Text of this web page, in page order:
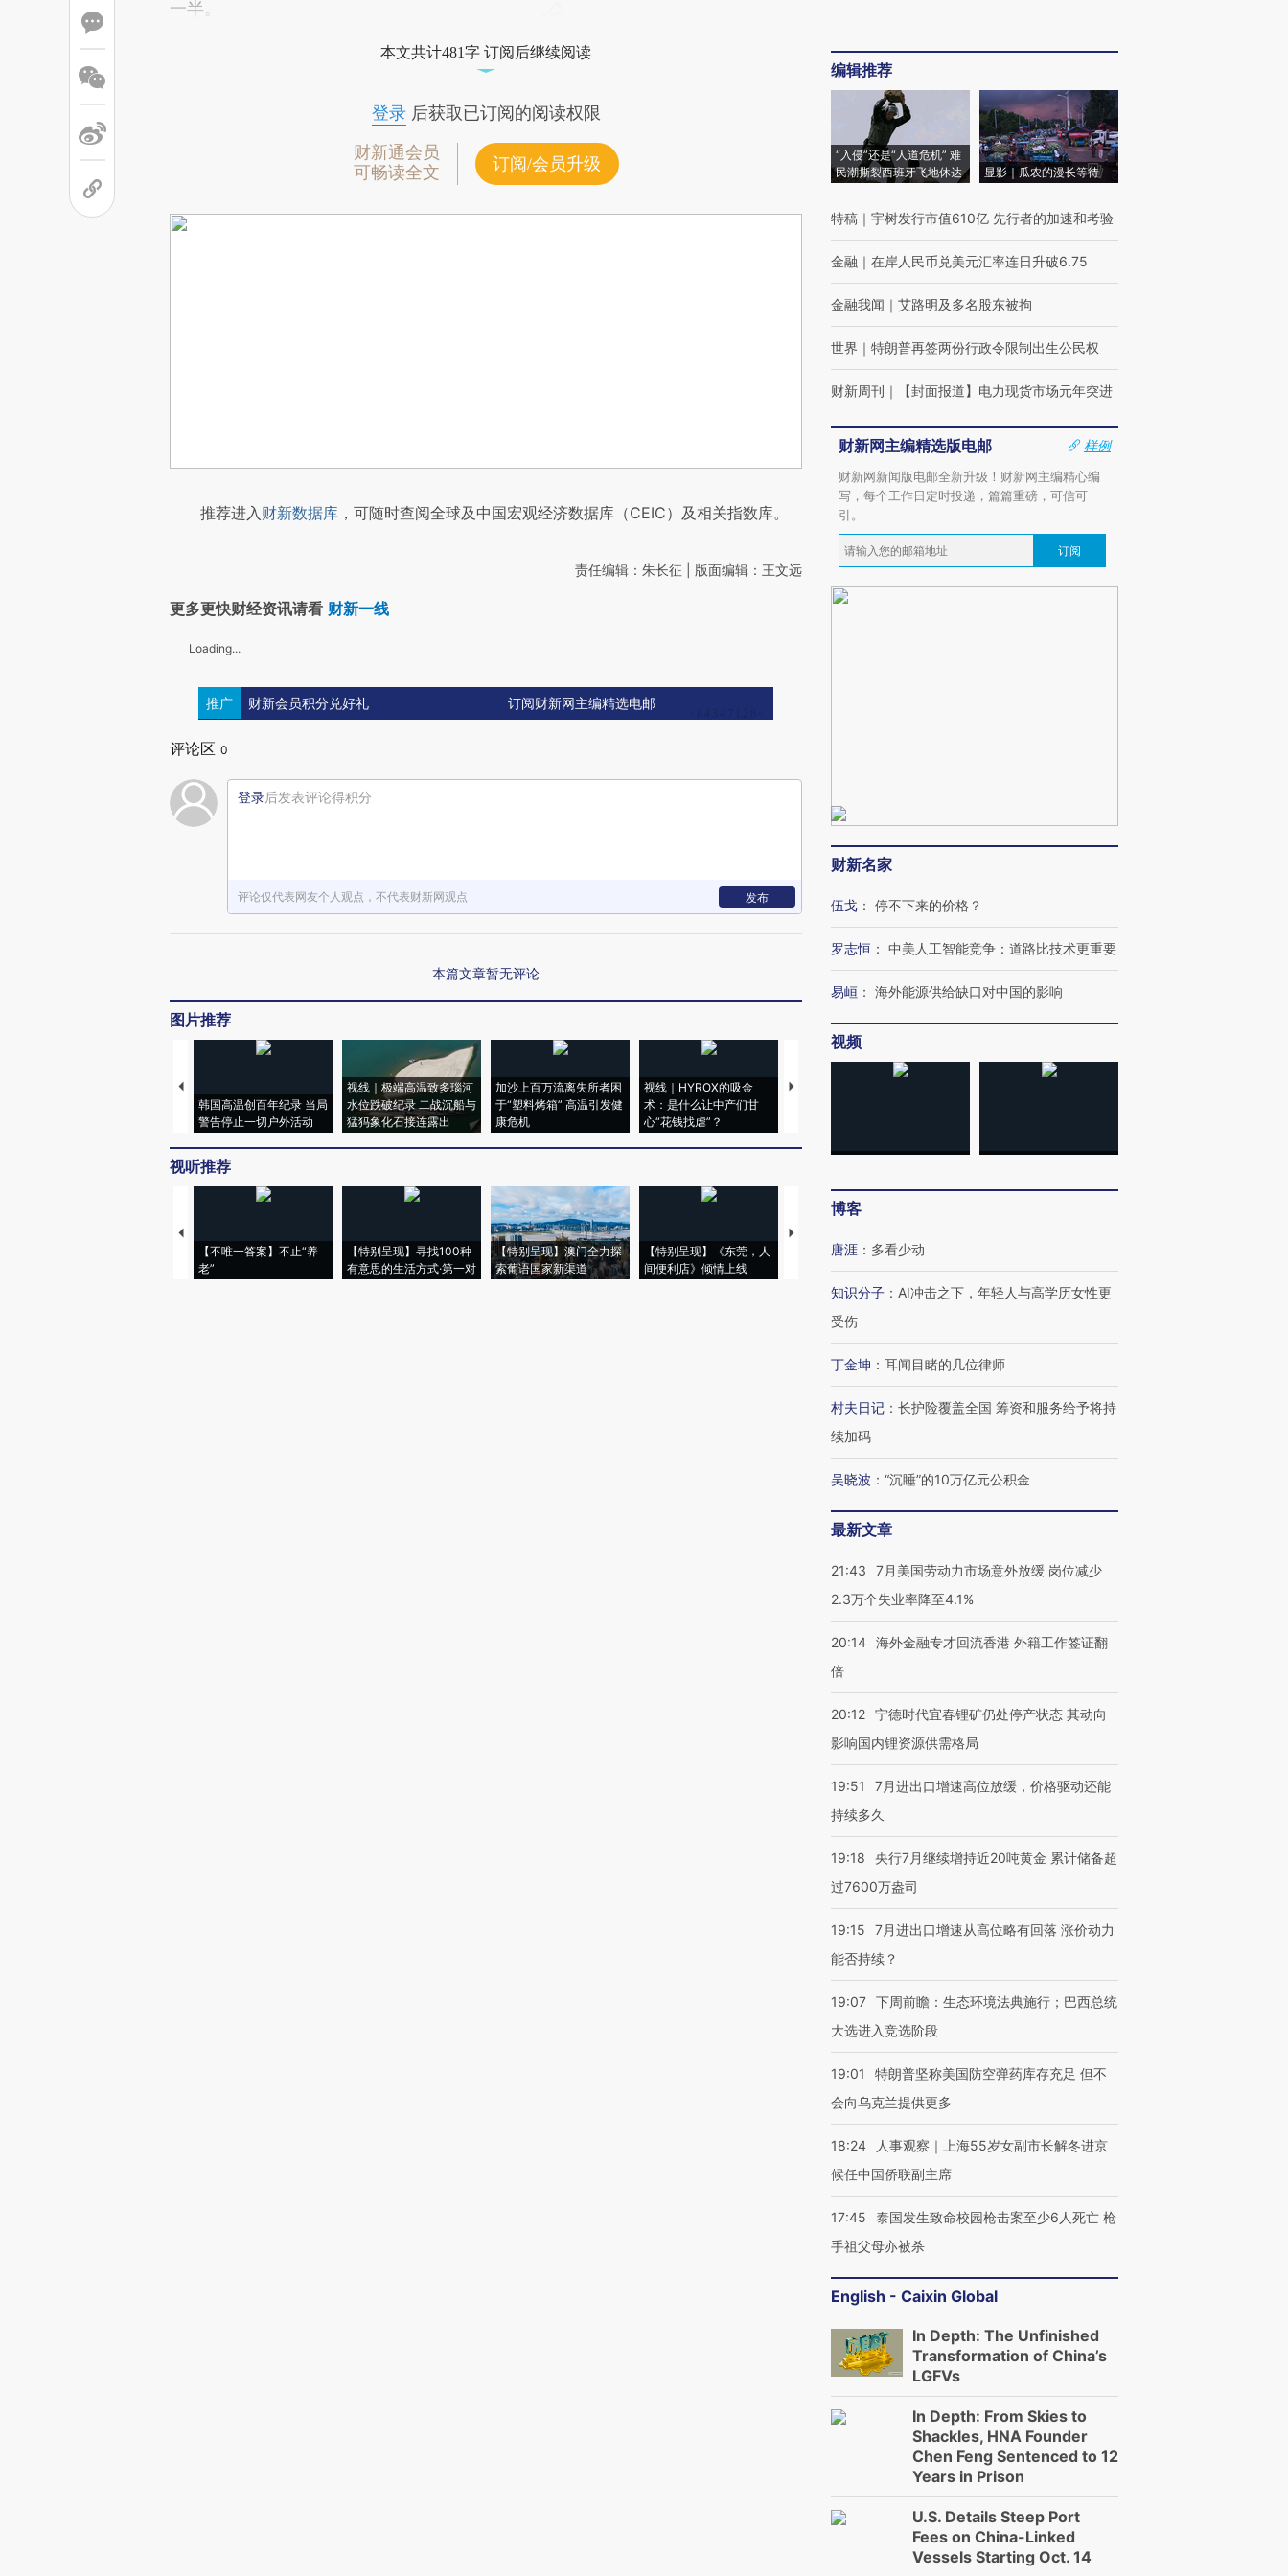
一半。
本文共计481字 订阅后继续阅读
登录后获取已订阅的阅读权限
财新通会员
可畅读全文
订阅/会员升级
推荐进入财新数据库 ，可随时查阅全球及中国宏观经济数据库（CEIC）及相关指数库。
责任编辑：朱长征 | 版面编辑：王文远
更多更快财经资讯请看 财新一线
Loading...
推广 财新会员积分兑好礼 订阅财新网主编精选电邮
评论区 0
登录后发表评论得积分
评论仅代表网友个人观点，不代表财新网观点 发布
本篇文章暂无评论
图片推荐
韩国高温创百年纪录 当局
警告停止一切户外活动
视线｜极端高温致多瑙河
水位跌破纪录 二战沉船与
猛犸象化石接连露出
加沙上百万流离失所者困
于“塑料烤箱” 高温引发健
康危机
视线｜HYROX的吸金
术：是什么让中产们甘
心“花钱找虐”？
马航飞行员跨国走私7万
视听推荐
【不唯一答案】不止“养
老”
【特别呈现】寻找100种
有意思的生活方式·第一对
【特别呈现】澳门全力探
索葡语国家新渠道
【特别呈现】《东莞，人
间便利店》倾情上线
【推广】走进第四届链博
会，让数智科技“链”接产
有意思的生活方式·第三对
住三大增长引擎是什么？
编辑推荐
“入侵”还是“人道危机” 难
民潮撕裂西班牙飞地休达
显影｜瓜农的漫长等待
特稿 ｜ 宇树发行市值610亿 先行者的加速和考验
金融 ｜ 在岸人民币兑美元汇率连日升破6.75
金融我闻 ｜ 艾路明及多名股东被拘
世界 ｜ 特朗普再签两份行政令限制出生公民权
财新周刊 ｜ 【封面报道】电力现货市场元年突进
财新网主编精选版电邮
样例
财新网新闻版电邮全新升级！财新网主编精心编
写，每个工作日定时投递，篇篇重磅，可信可
引。
订阅
财新名家
伍戈 ： 停不下来的价格？
罗志恒 ： 中美人工智能竞争：道路比技术更重要
易峘 ： 海外能源供给缺口对中国的影响
视频
博客
唐涯 ： 多看少动
知识分子 ： AI冲击之下，年轻人与高学历女性更
受伤
丁金坤 ： 耳闻目睹的几位律师
村夫日记 ： 长护险覆盖全国 筹资和服务给予将持
续加码
吴晓波 ： “沉睡”的10万亿元公积金
最新文章
21:43
7月美国劳动力市场意外放缓 岗位减少
2.3万个失业率降至4.1%
20:14 海外金融专才回流香港 外籍工作签证翻
倍
20:12 宁德时代宜春锂矿仍处停产状态 其动向
影响国内锂资源供需格局
19:51
7月进出口增速高位放缓，价格驱动还能
持续多久
19:18
央行7月继续增持近20吨黄金 累计储备超
过7600万盎司
19:15
7月进出口增速从高位略有回落 涨价动力
能否持续？
19:07 下周前瞻：生态环境法典施行；巴西总统
大选进入竞选阶段
19:01
特朗普坚称美国防空弹药库存充足 但不
会向乌克兰提供更多
18:24
人事观察｜上海55岁女副市长解冬进京
候任中国侨联副主席
17:45
泰国发生致命校园枪击案至少6人死亡 枪
手祖父母亦被杀
English - Caixin Global
In Depth: The Unfinished
Transformation of China’s
LGFVs
In Depth: From Skies to
Shackles, HNA Founder
Chen Feng Sentenced to 12
Years in Prison
U.S. Details Steep Port
Fees on China-Linked
Vessels Starting Oct. 14